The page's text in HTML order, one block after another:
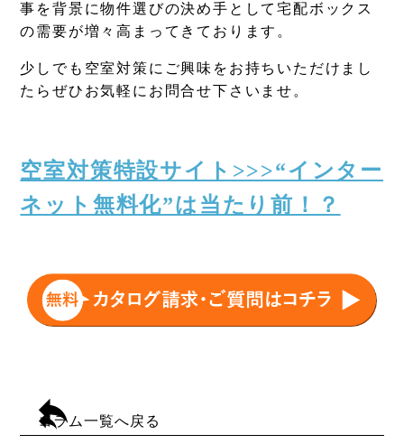
事を背景に物件選びの決め手として宅配ボックス
の需要が増々高まってきております。
少しでも空室対策にご興味をお持ちいただけまし
たらぜひお気軽にお問合せ下さいませ。
空室対策特設サイト>>>“インター
ネット無料化”は当たり前！？
コラム一覧へ戻る